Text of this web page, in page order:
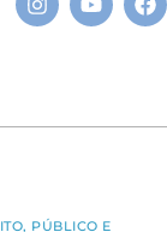
PÚBLICO E